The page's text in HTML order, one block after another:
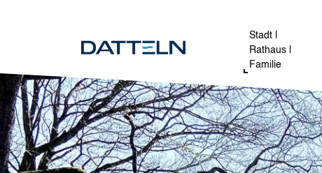
Stadt |
Rathaus |
Familie